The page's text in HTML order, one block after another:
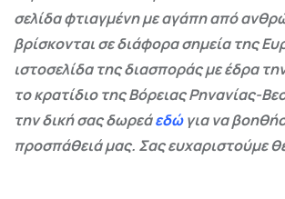
σελίδα φτιαγμένη με αγάπη από
βρίσκονται σε διάφορα σημεία της
ιστοσελίδα της διασποράς με έδρα
το κρατίδιο της Βόρειας Ρηνανίας-
την δική σας δωρεάεδώγια να
προσπάθειά μας. Σας ευχαριστούμε